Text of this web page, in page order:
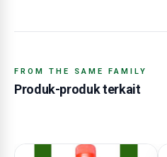
FROM THE SAME FAMILY
Produk-produk terkait